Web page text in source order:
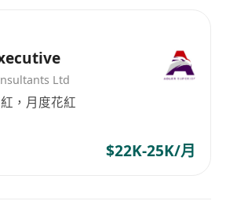
Ltd
，月度花紅
$22K-25K/月